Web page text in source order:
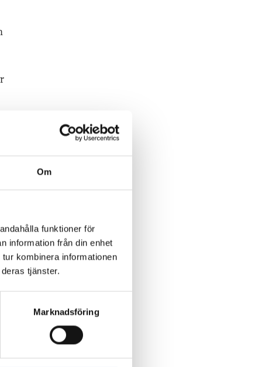
Om
funktioner för
information från din enhet
kombinera informationen
tjänster.
Marknadsföring